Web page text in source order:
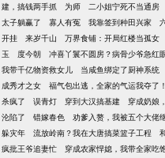
建，搞钱两手抓
为师 二小姐宁死不当通房
太子躺赢了
寡人有冤 我靠签到种田兴家
开挂
来岁千山 万界食铺：开局红楼当孤女
玉
度今朝 冲喜丫鬟不圆房？病骨少爷急红
我带千亿物资救女儿
当咸鱼绑定了厨神系统
成秀才之女
福气包出逃，全家的气运我夺了！
杀疯了
误青灯 穿到大汉搞基建 穿成奶娘
沦陷了
错嫁春色 劝爹入赘，我被五个大佬
躲灾年
流放岭南？我在大唐搞菜篮子工程
疯批王爷追妻忙
穿成农家悍媳，我带全家吃